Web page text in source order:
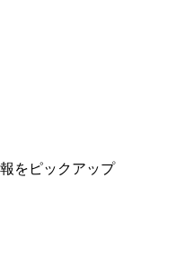
をピックアップ